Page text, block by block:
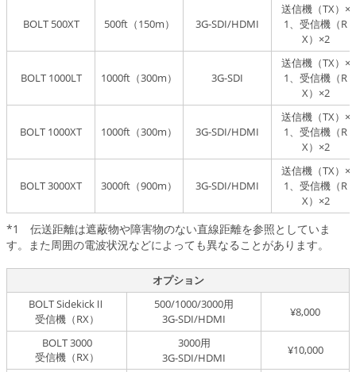
BOLT 500XT 500ft（150m） 3G-SDI/HDMI
送信機（TX）×
1、受信機（R
X）×2
BOLT 1000LT 1000ft（300m） 3G-SDI
送信機（TX）×
1、受信機（R
X）×2
BOLT 1000XT 1000ft（300m） 3G-SDI/HDMI
送信機（TX）×
1、受信機（R
X）×2
BOLT 3000XT 3000ft（900m） 3G-SDI/HDMI
送信機（TX）×
1、受信機（R
X）×2
*1 伝送距離は遮蔽物や障害物のない直線距離を参照としていま
す。また周囲の電波状況などによっても異なることがあります。
オプション
BOLT SidekickⅡ
受信機（RX）
500/1000/3000用
3G-SDI/HDMI
¥8,000
BOLT 3000
受信機（RX）
3000用
3G-SDI/HDMI
¥10,000